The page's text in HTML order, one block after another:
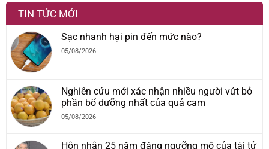
TIN TỨC MỚI
Sạc nhanh hại pin đến mức nào?
05/08/2026
Nghiên cứu mới xác nhận nhiều người vứt bỏ
phần bổ dưỡng nhất của quả cam
05/08/2026
Hôn nhân 25 năm đáng ngưỡng mộ của tài tử